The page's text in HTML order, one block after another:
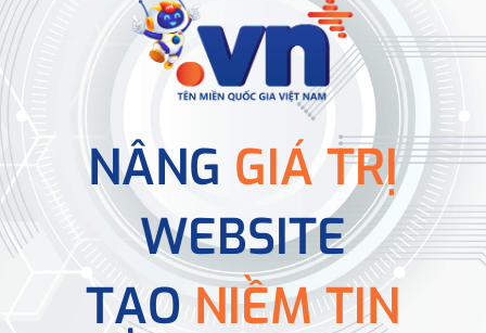
NÂNG GIÁ TRỊ
WEBSITE
TẠONIỀM TIN